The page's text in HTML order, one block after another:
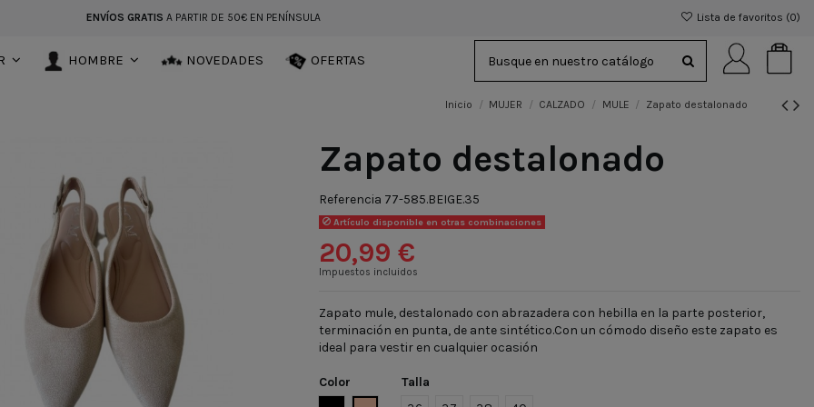
ENVÍOS GRATIS A PARTIR DE 50€ EN PENÍNSULA Lista de favoritos (0)
HOMBRE NOVEDADES OFERTAS
Inicio MUJER CALZADO MULE Zapato destalonado
Zapato destalonado
Referencia 77-585.BEIGE.35
Artículo disponible en otras combinaciones
20,99 €
Impuestos incluidos
Zapato mule, destalonado con abrazadera con hebilla en la parte posterior,
terminación en punta, de ante sintético.Con un cómodo diseño este zapato es
ideal para vestir en cualquier ocasión
Color
Talla